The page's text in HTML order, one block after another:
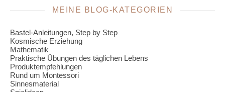
MEINE BLOG-KATEGORIEN
Bastel-Anleitungen, Step by Step
Kosmische Erziehung
Mathematik
Praktische Übungen des täglichen Lebens
Produktempfehlungen
Rund um Montessori
Sinnesmaterial